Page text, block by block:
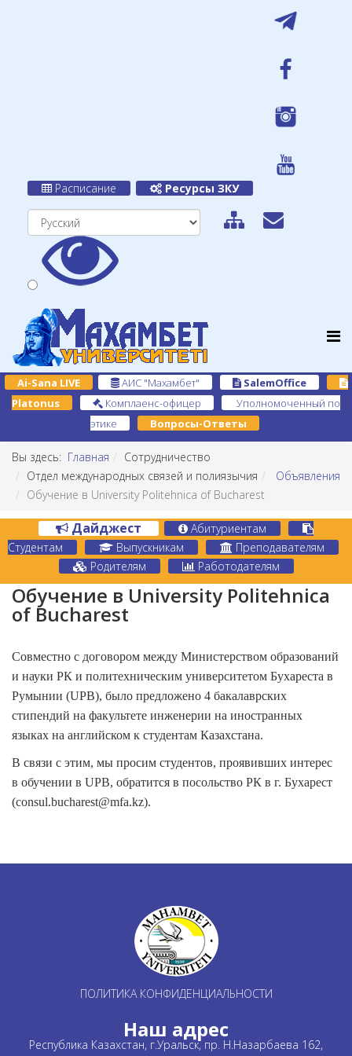
Расписание Ресурсы ЗКУ
Ai-Sana LIVE АИС "Махамбет"
SalemOffice
Platonus
Комплаенс-офицер
Уполномоченный по
этике
Вопросы-Ответы
Вы здесь: Главная
Сотрудничество
Отдел международных связей и полиязычия
Объявления
Обучение в University Politehnica of Bucharest
Дайджест
Абитуриентам
Студентам
Выпускникам
Преподавателям
Родителям
Работодателям
Обучение в University Politehnica
of Bucharest
Совместно с договором между Министерством образований
и науки РК и политехническим университетом Бухареста в
Румынии (UPB), было предложено 4 бакалаврских
стипендий на факультете инженерии на иностранных
языках на английском к студентам Казахстана.
В связи с этим, мы просим студентов, проявивших интерес
в обучении в UPB, обратится в посольство РК в г. Бухарест
(consul.bucharest@mfa.kz).
ПОЛИТИКА КОНФИДЕНЦИАЛЬНОСТИ
Наш адрес
Республика Казахстан, г.Уральск, пр. Н.Назарбаева 162,